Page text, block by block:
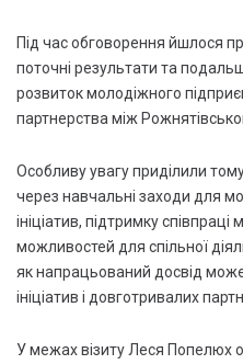
Під час обговорення йшлося
поточні результати та
розвиток молодіжного
партнерства між
Особливу увагу приділили
через навчальні заходи для
ініціатив, підтримку
можливостей для спільної
як напрацьований досвід
ініціатив і довготривалих
У межах візиту Леся Попелюх